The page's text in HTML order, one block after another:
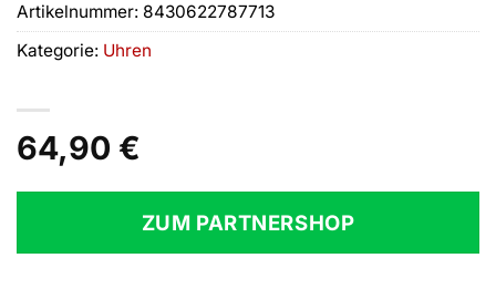
64,90 €
ZUM PARTNERSHOP
Artikelnummer: 8430622787713
Kategorie: Uhren